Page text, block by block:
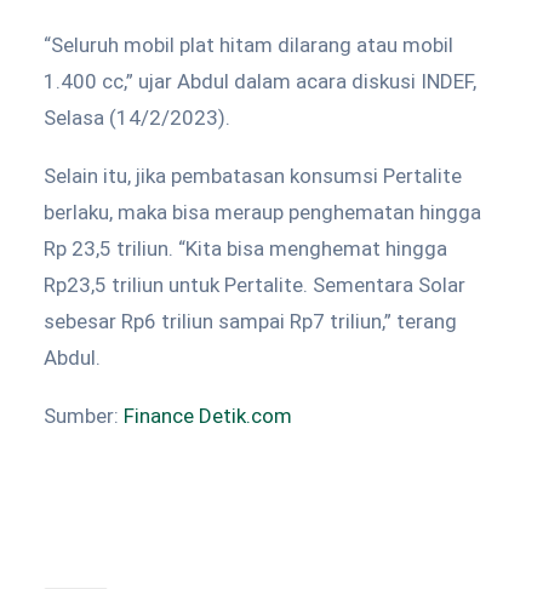
“Seluruh mobil plat hitam dilarang atau mobil
1.400 cc,” ujar Abdul dalam acara diskusi INDEF,
Selasa (14/2/2023).
Selain itu, jika pembatasan konsumsi Pertalite
berlaku, maka bisa meraup penghematan hingga
Rp 23,5 triliun. “Kita bisa menghemat hingga
Rp23,5 triliun untuk Pertalite. Sementara Solar
sebesar Rp6 triliun sampai Rp7 triliun,” terang
Abdul.
Sumber: Finance Detik.com